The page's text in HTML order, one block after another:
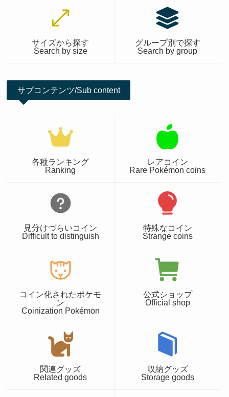
サイズから探す
Search by size
グループ別で探す
Search by group
サブコンテンツ/Sub content
各種ランキング
Ranking
レアコイン
Rare Pokémon coins
見分けづらいコイン
Difficult to distinguish
特殊なコイン
Strange coins
コイン化されたポケモ
ン
Coinization Pokémon
公式ショップ
Official shop
関連グッズ
Related goods
収納グッズ
Storage goods